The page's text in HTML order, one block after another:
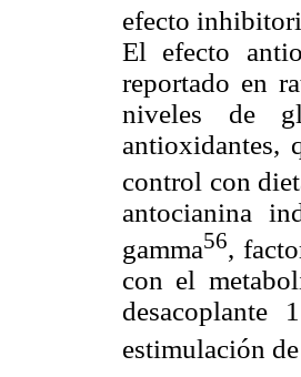
efecto
El efecto
reportado en
niveles de
antioxidantes,
control con
antocianina
gamma56,
con el
estimulación